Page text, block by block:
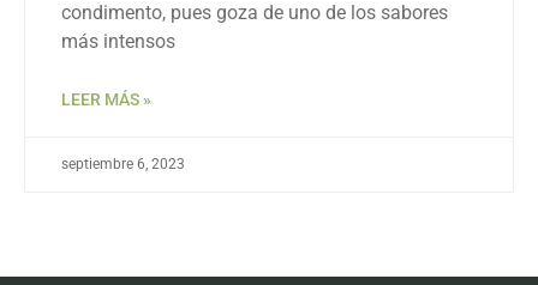
condimento, pues goza de uno de los sabores
más intensos
LEER MÁS »
septiembre 6, 2023